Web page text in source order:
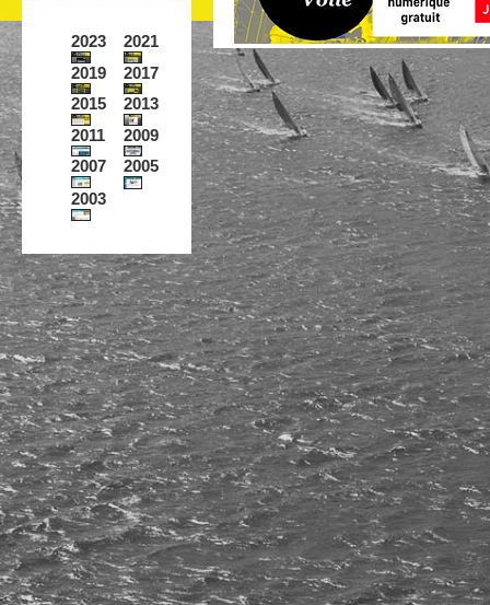
2023
2021
2019
2017
2015
2013
2011
2009
2007
2005
2003